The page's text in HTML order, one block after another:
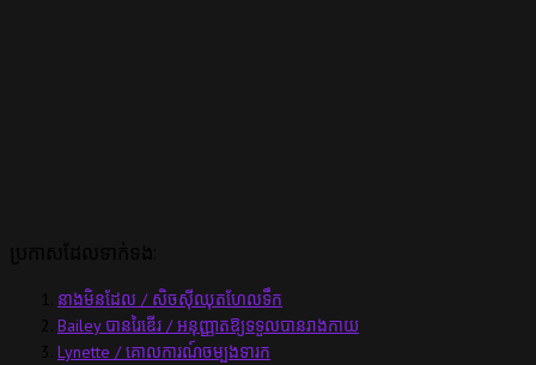
នាងមិនដែល / សិចស៊ីឈុតហែលទឹក
Bailey បានរៃឌើរ / អនុញ្ញាតឱ្យទទួលបានរាងកាយ
Lynette / គោលការណ៍ចម្បងទារក